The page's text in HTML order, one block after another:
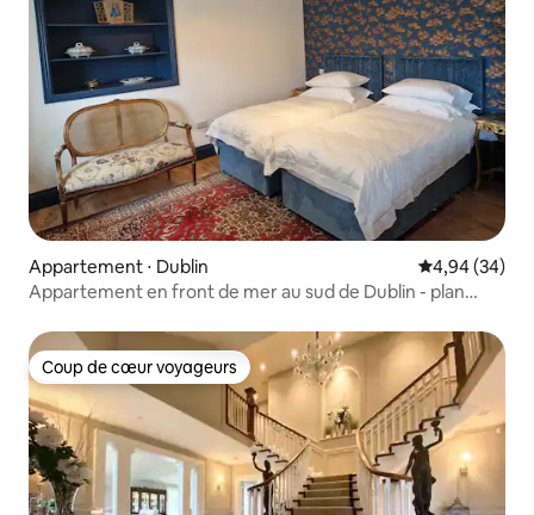
Appartement ⋅ Dublin Évaluation
4,94 (34)
Appartement en front de mer au sud de Dublin - plan
Coup de cœur voyageurs
Coup de cœur voyageurs